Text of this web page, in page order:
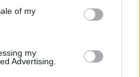
of my
my
Advertising.
κατά περισσότερο
εμμονικής, αρνητικής
χαρακτηριστικά της